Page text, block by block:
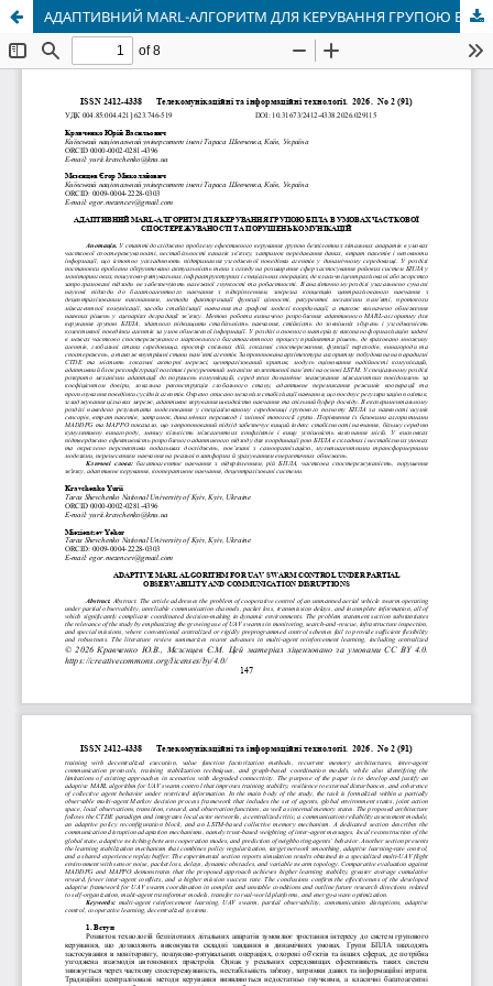
АДАПТИВНИЙ MARL-АЛГОРИТМ ДЛЯ КЕРУВАННЯ ГРУПОЮ БПЛА В УМОВАХ ЧАСТКОВОЇ СПОСТЕРЕЖУВАНОСТІ ТА ПОРУШЕНЬ КОМУНІКАЦІЙ